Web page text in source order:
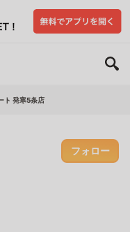
ト 発寒5条店
フォロー